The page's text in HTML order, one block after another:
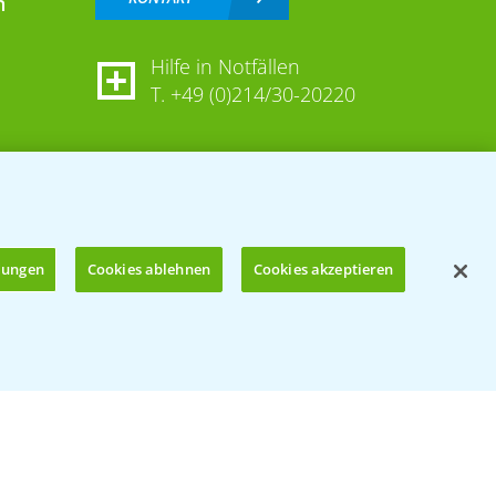
Hilfe in Notfällen
T. +49 (0)214/30-20220
Cookies ablehnen Cookies akzeptieren